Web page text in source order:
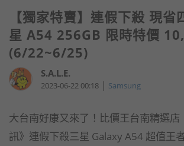
【獨家特賣】連假下殺 現省
星 A54 256GB 限時特價
(6/22~6/25)
S.A.L.E.
2023-06-22 00:18 | Samsung
大台南好康又來了！比價王台南精選店
訊》連假下殺三星 Galaxy A54 超值王